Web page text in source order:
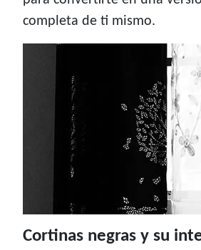
completa de ti mismo.
Cortinas negras y su